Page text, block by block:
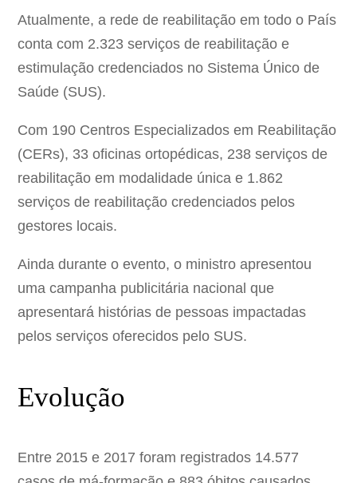
Atualmente, a rede de reabilitação em todo o País
conta com 2.323 serviços de reabilitação e
estimulação credenciados no Sistema Único de
Saúde (SUS).
Com 190 Centros Especializados em Reabilitação
(CERs), 33 oficinas ortopédicas, 238 serviços de
reabilitação em modalidade única e 1.862
serviços de reabilitação credenciados pelos
gestores locais.
Ainda durante o evento, o ministro apresentou
uma campanha publicitária nacional que
apresentará histórias de pessoas impactadas
pelos serviços oferecidos pelo SUS.
Evolução
Entre 2015 e 2017 foram registrados 14.577